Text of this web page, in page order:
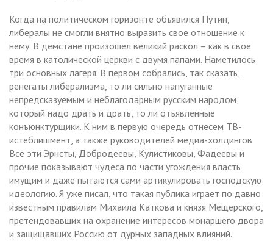
Когда на политическом горизонте объявился Путин,
либералы не смогли внятно выразить свое отношение к
нему. В демстане произошел великий раскол – как в свое
время в католической церкви с двумя папами. Наметилось
три основных лагеря. В первом собрались, так сказать,
ренегаты либерализма, то ли сильно напуганные
непредсказуемым и неблагодарным русским народом,
который надо драть и драть, то ли отъявленные
конъюнктурщики. К ним в первую очередь отнесем ТВ-
истеблишмент, а также руководителей медиа-холдингов.
Все эти Эрнсты, Добродеевы, Кулистиковы, Фадеевы и
прочие показывают чудеса по части угождения власть
имущим и даже пытаются сами артикулировать господскую
идеологию. Я уже писал, что такая публика играет по давно
известным правилам Михаила Каткова и князя Мещерского,
претендовавших на охранение интересов монаршего двора
и защищавших Россию от дурных западных влияний.